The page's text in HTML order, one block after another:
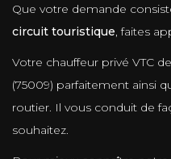
Que votre demande
circuit touristique, faites
Votre chauffeur privé VTC
(75009) parfaitement ainsi
routier. Il vous conduit de
souhaitez.